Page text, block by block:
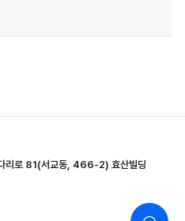
리로 81(서교동, 466-2) 효산빌딩